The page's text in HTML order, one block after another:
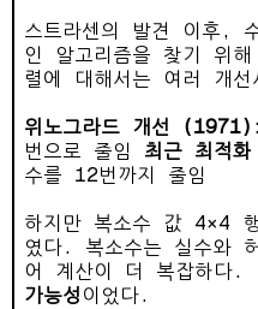
스트라센의 발견 이후,
인 알고리즘을 찾기 위
렬에 대해서는 여러 개선
위노그라드 개선 (1971)
번으로 줄임 최근 최적
수를 12번까지 줄임
하지만 복소수 값 4×4
였다. 복소수는 실수와
어 계산이 더 복잡하다.
가능성 이었다.